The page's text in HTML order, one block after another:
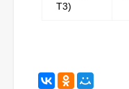
T3)